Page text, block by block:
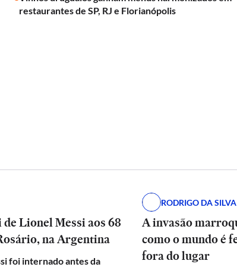
restaurantes de SP, RJ e Florianópolis
Lionel Messi aos 68
na Argentina
foi internado antes da
RODRIGO DA SILVA
A invasão
como o mundo é
fora do lugar